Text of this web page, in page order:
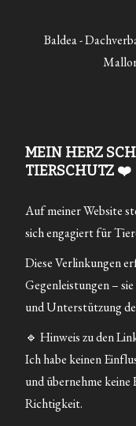
MEIN HERZ
Diese Verlinkungen
und Unterstützung
🔹 Hinweis zu den
Ich habe keinen
und übernehme
Richtigkeit.
SOS ANIMAL